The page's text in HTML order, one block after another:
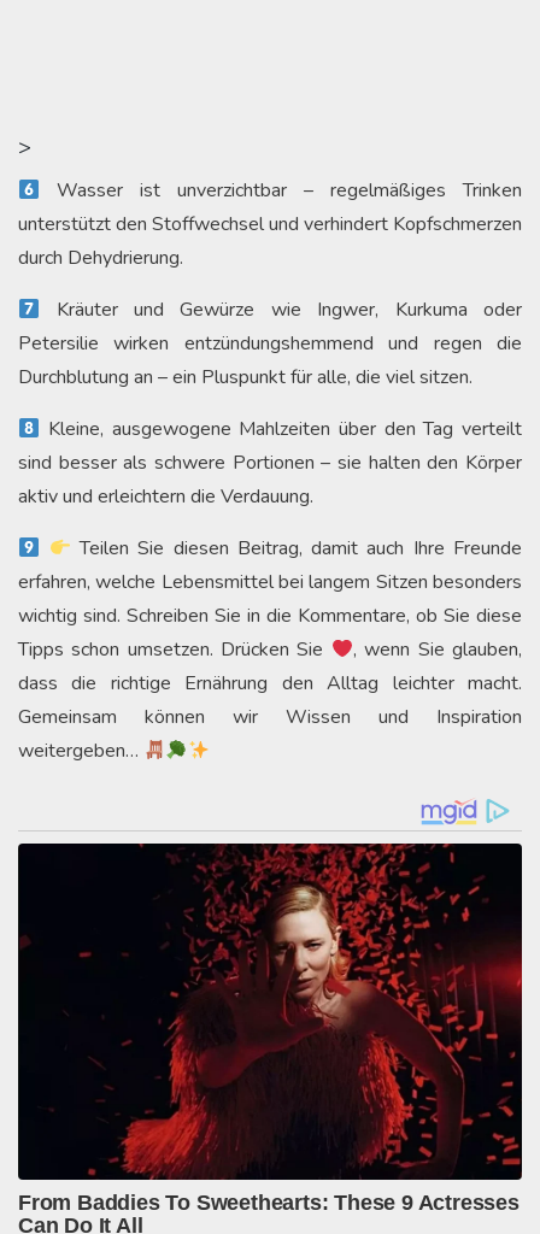
>
Wasser ist unverzichtbar – regelmäßiges Trinken
unterstützt den Stoffwechsel und verhindert Kopfschmerzen
durch Dehydrierung.
Kräuter und Gewürze wie Ingwer, Kurkuma oder
Petersilie wirken entzündungshemmend und regen die
Durchblutung an – ein Pluspunkt für alle, die viel sitzen.
Kleine, ausgewogene Mahlzeiten über den Tag verteilt
sind besser als schwere Portionen – sie halten den Körper
aktiv und erleichtern die Verdauung.
Teilen Sie diesen Beitrag, damit auch Ihre Freunde
erfahren, welche Lebensmittel bei langem Sitzen besonders
wichtig sind. Schreiben Sie in die Kommentare, ob Sie diese
Tipps schon umsetzen. Drücken Sie
, wenn Sie glauben,
dass die richtige Ernährung den Alltag leichter macht.
Gemeinsam können wir Wissen und Inspiration
weitergeben…